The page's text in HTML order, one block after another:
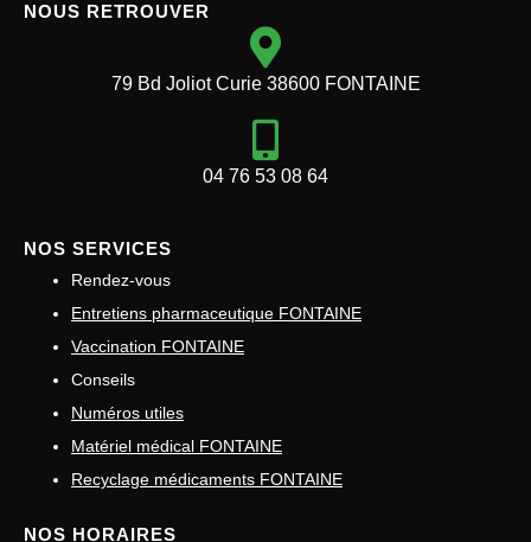
NOUS RETROUVER
79 Bd Joliot Curie 38600 FONTAINE
04 76 53 08 64
NOS SERVICES
Rendez-vous
Entretiens pharmaceutique FONTAINE
Vaccination FONTAINE
Conseils
Numéros utiles
Matériel médical FONTAINE
Recyclage médicaments FONTAINE
NOS HORAIRES